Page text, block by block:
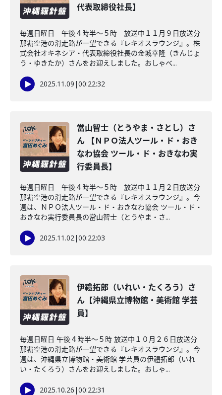
代表取締役社長】
毎週日曜日 午後４時半～５時 放送中１１月９日放送分
那覇空港の滑走路が一望できる『レキオスラウンジ』。株
式会社オキネシア・代表取締役社長の金城幸隆（きんじょ
う・ゆきたか）さんをお迎えしました。おしゃべ...
2025.11.09 |00:22:32
當山智士（とうやま・さとし）さ
ん 【ＮＰＯ法人ツール・ド・おき
なわ協会 ツール・ド・おきなわ実
行委員長】
毎週日曜日 午後４時半～５時 放送中１１月２日放送分
那覇空港の滑走路が一望できる『レキオスラウンジ』。今
週は、ＮＰＯ法人ツール・ド・おきなわ協会 ツール・ド・
おきなわ実行委員長の當山智士（とうやま・さ...
2025.11.02|00:22:03
伊禮拓郎（いれい・たくろう）さ
ん【沖縄県立博物館・美術館 学芸
員】
毎週日曜日 午後４時半～５時 放送中１０月２６日放送分
那覇空港の滑走路が一望できる『レキオスラウンジ』。今
週は、沖縄県立博物館・美術館 学芸員の伊禮拓郎（いれ
い・たくろう）さんをお迎えしました。おしゃ...
2025.10.26 |00:22:31